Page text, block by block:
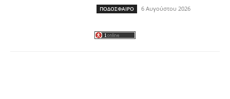
ΠΟΔΟΣΦΑΙΡΟ 6 Αυγούστου 2026